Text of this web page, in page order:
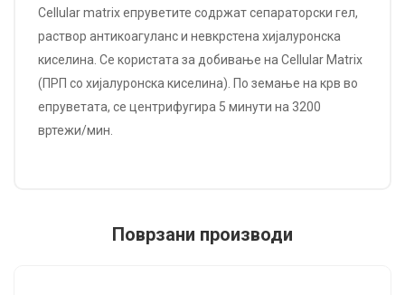
Cellular matrix епруветите содржат сепараторски гел,
раствор антикоагуланс и невкрстена хијалуронска
киселина. Се користата за добивање на Cellular Matrix
(ПРП со хијалуронска киселина). По земање на крв во
епруветата, се центрифугира 5 минути на 3200
вртежи/мин.
Поврзани производи